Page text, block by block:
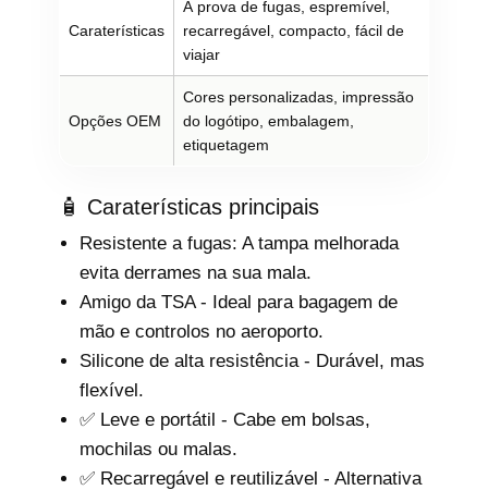
Caraterísticas
À prova de fugas, espremível,
recarregável, compacto, fácil de
viajar
Opções OEM
Cores personalizadas, impressão
do logótipo, embalagem,
etiquetagem
🧴 Caraterísticas principais
Resistente a fugas: A tampa melhorada
evita derrames na sua mala.
Amigo da TSA - Ideal para bagagem de
mão e controlos no aeroporto.
Silicone de alta resistência - Durável, mas
flexível.
✅ Leve e portátil - Cabe em bolsas,
mochilas ou malas.
✅ Recarregável e reutilizável - Alternativa